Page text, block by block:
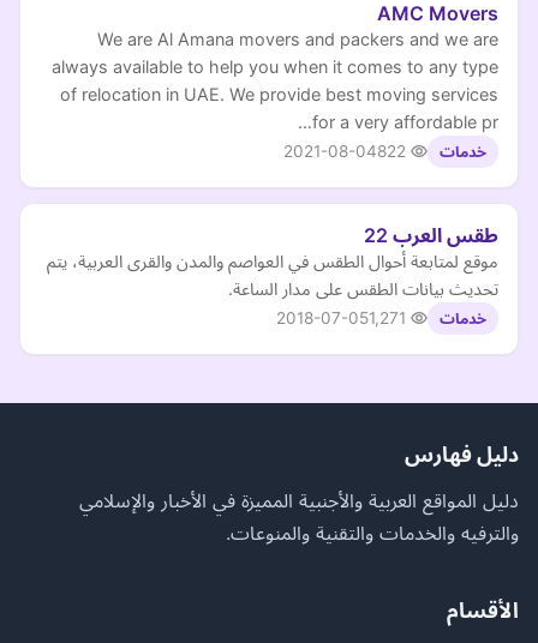
AMC Movers
We are Al Amana movers and packers and we are
always available to help you when it comes to any type
of relocation in UAE. We provide best moving services
for a very affordable pr…
خدمات 2021-08-04
طقس العرب 22
موقع لمتابعة أحوال الطقس في العواصم والمدن والقرى العربية، يتم
تحديث بيانات الطقس على مدار الساعة.
خدمات 2018-07-05
دليل فهارس
دليل المواقع العربية والأجنبية المميزة في الأخبار والإسلامي
والترفيه والخدمات والتقنية والمنوعات.
الأقسام